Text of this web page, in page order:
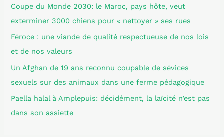
e
r
:
Coupe du Monde 2030: le Maroc, pays hôte, veut
exterminer 3000 chiens pour « nettoyer » ses rues
Féroce : une viande de qualité respectueuse de nos lois
et de nos valeurs
Un Afghan de 19 ans reconnu coupable de sévices
sexuels sur des animaux dans une ferme pédagogique
Paella halal à Amplepuis: décidément, la laïcité n’est pas
dans son assiette